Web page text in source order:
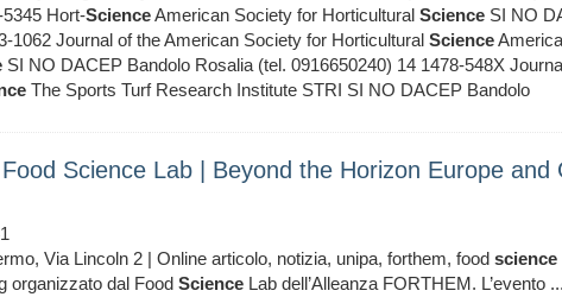
Hort-ScienceAmerican Society for Horticultural Science SI NO
1062 Journal of the American Society for Horticultural Science
SI NO DACEP Bandolo Rosalia (tel. 0916650240) 14 1478-548X
The Sports Turf Research Institute STRI SI NO DACEP Bandolo
Science Lab | Beyond the Horizon Europe and
Via Lincoln 2 | Online articolo, notizia, unipa, forthem, food science
organizzato dal Food Science Lab dell’Alleanza FORTHEM. L’evento ...